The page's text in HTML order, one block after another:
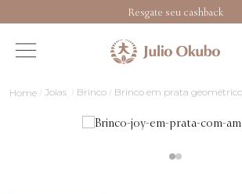
Resgate seu cashback
Joias Brinco Brinco em prata